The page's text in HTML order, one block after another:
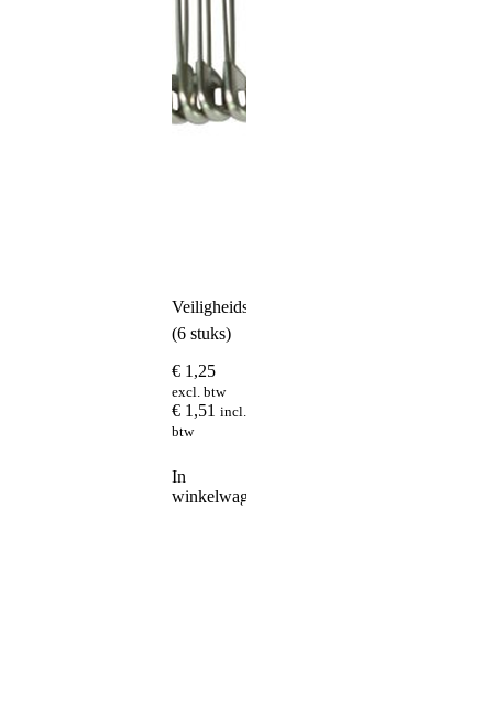
Veiligheidsspeld
(6 stuks)
€ 1,25
excl. btw
€ 1,51 incl.
btw
In
winkelwagen